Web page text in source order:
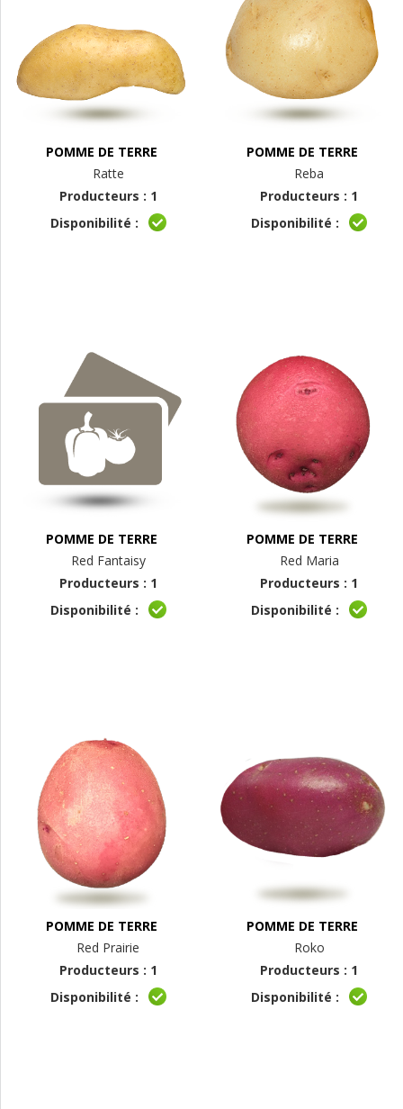
POMME DE TERRE
Ratte
Producteurs : 1
Disponibilité :
POMME DE TERRE
Reba
Producteurs : 1
Disponibilité :
POMME DE TERRE
Red Fantaisy
Producteurs : 1
Disponibilité :
POMME DE TERRE
Red Maria
Producteurs : 1
Disponibilité :
POMME DE TERRE
Red Prairie
Producteurs : 1
Disponibilité :
POMME DE TERRE
Roko
Producteurs : 1
Disponibilité :